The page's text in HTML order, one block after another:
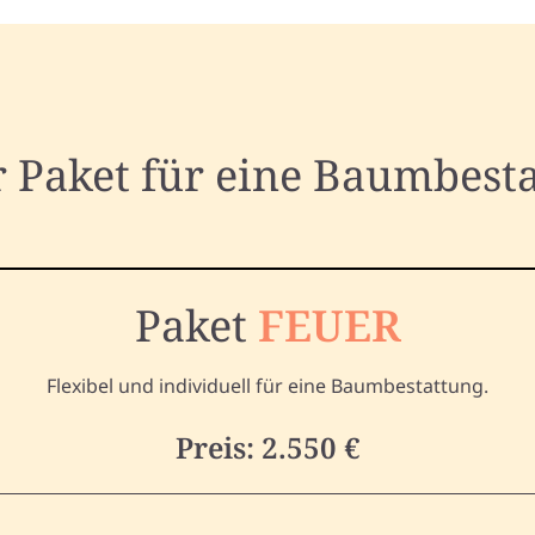
Paket für eine
Paket FEUER
Flexibel und individuell für eine Baumbestattung.
Preis: 2.550 €